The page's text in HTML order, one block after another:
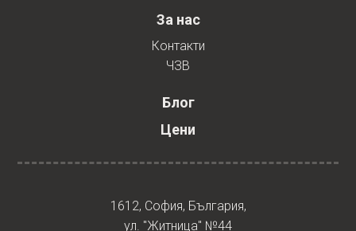
За нас
Контакти
ЧЗВ
Блог
Цени
1612, София, България,
ул. "Житница" №44